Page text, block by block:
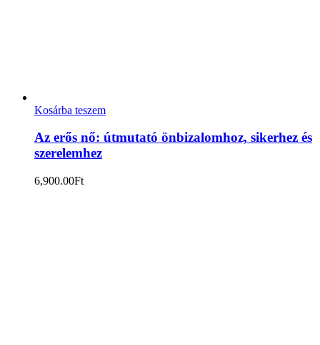
Kosárba teszem
Az erős nő: útmutató önbizalomhoz, sikerhez és
szerelemhez
6,900.00Ft